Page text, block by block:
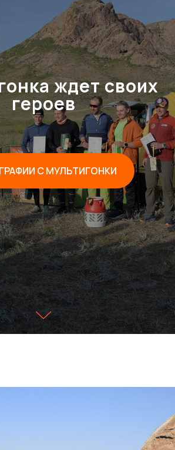
ждет своих
героев
С МУЛЬТИГОНКИ